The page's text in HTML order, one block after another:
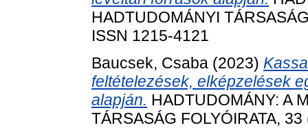
HADTUDOMÁNYI
ISSN 1215-4121
Baucsek, Csaba (2023)
feltételezések, elképzelések
alapján. HADTUDOMÁNY: A
TÁRSASÁG FOLYÓIRATA,